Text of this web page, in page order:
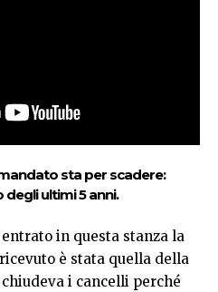
sta per scadere:
ultimi 5 anni.
in questa stanza la
è stata quella della
i cancelli perché